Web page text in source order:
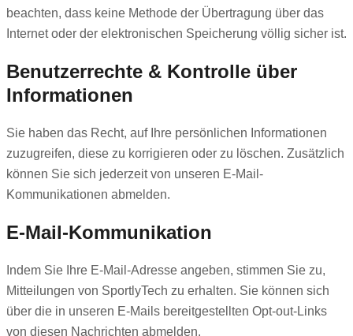
beachten, dass keine Methode der Übertragung über das
Internet oder der elektronischen Speicherung völlig sicher ist.
Benutzerrechte & Kontrolle über
Informationen
Sie haben das Recht, auf Ihre persönlichen Informationen
zuzugreifen, diese zu korrigieren oder zu löschen. Zusätzlich
können Sie sich jederzeit von unseren E-Mail-
Kommunikationen abmelden.
E-Mail-Kommunikation
Indem Sie Ihre E-Mail-Adresse angeben, stimmen Sie zu,
Mitteilungen von SportlyTech zu erhalten. Sie können sich
über die in unseren E-Mails bereitgestellten Opt-out-Links
von diesen Nachrichten abmelden.